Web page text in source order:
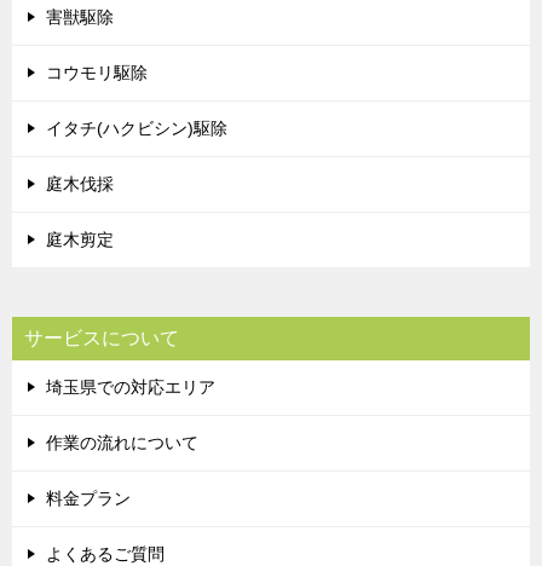
害獣駆除
コウモリ駆除
イタチ(ハクビシン)駆除
庭木伐採
庭木剪定
サービスについて
埼玉県での対応エリア
作業の流れについて
料金プラン
よくあるご質問